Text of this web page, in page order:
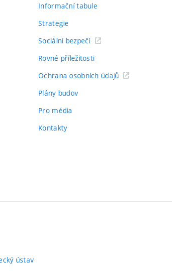
Informační tabule
Strategie
Sociální bezpečí
Rovné příležitosti
Ochrana osobních údajů
Plány budov
Pro média
Kontakty
ústav